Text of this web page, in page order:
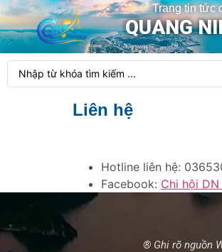
Trang tin tức
QUANG
Liên hệ
Hotline liên hệ:
Facebook: Chi hội
® Ghi rõ nguồn